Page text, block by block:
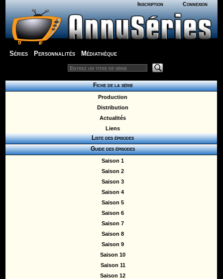
Inscription Connexion
Séries Personnalités Médiathèque
Fiche de la série
Production
Distribution
Actualités
Liens
Liste des épisodes
Guide des épisodes
Saison 1
Saison 2
Saison 3
Saison 4
Saison 5
Saison 6
Saison 7
Saison 8
Saison 9
Saison 10
Saison 11
Saison 12